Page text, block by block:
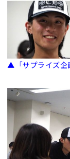
▲「サプライズ企